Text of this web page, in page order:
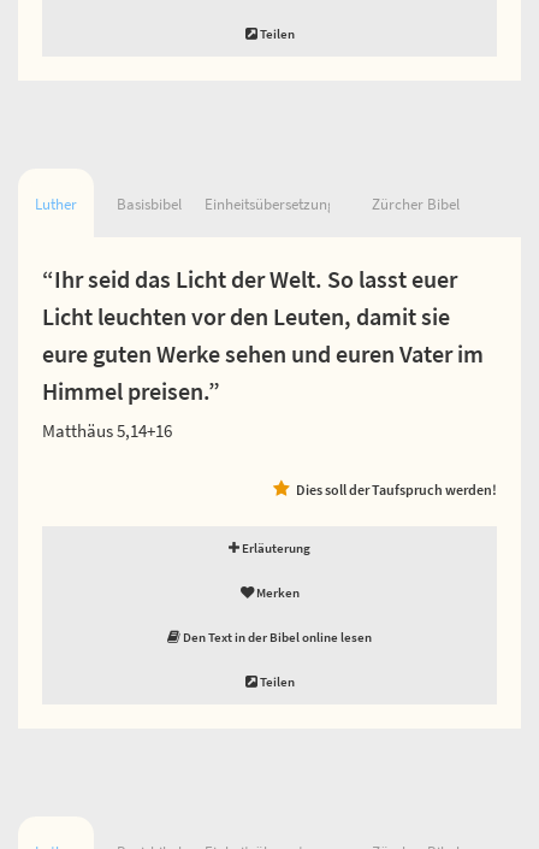
Teilen
Luther Basisbibel Einheitsübersetzung Zürcher Bibel
“Ihr seid das Licht der Welt. So lasst euer
Licht leuchten vor den Leuten, damit sie
eure guten Werke sehen und euren Vater im
Himmel preisen.”
Matthäus 5,14+16
Dies soll der Taufspruch werden!
Erläuterung
Merken
Den Text in der Bibel online lesen
Teilen